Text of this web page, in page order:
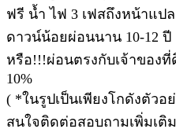
ฟรี น้ำ ไฟ 3 เฟสถึงหน้าแปล
ดาวน์น้อยผ่อนนาน 10-12 ปี
หรือ!!!ผ่อนตรงกับเจ้าของที่
10%
( *ในรูปเป็นเพียงโกดังตัวอ
สนใจติดต่อสอบถามเพิ่มเ